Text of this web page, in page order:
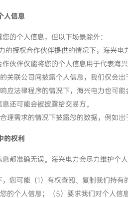
人信息
的个人信息，但以下场景除外：
的授权合作伙伴提供的情况下，海兴
伙伴仅能将您的个人信息用于代表海
关联公司间披露个人信息，我们仅会
响应法律程序的情况下，海兴电力也可
还可能会被披露给交易方。
合理需求的情况下披露您的数据，例如
的权利
都准确无误。海兴电力会尽力维护个
您可能（1）有权查阅、复制我们持
的个人信息；（5）要求我们对个人